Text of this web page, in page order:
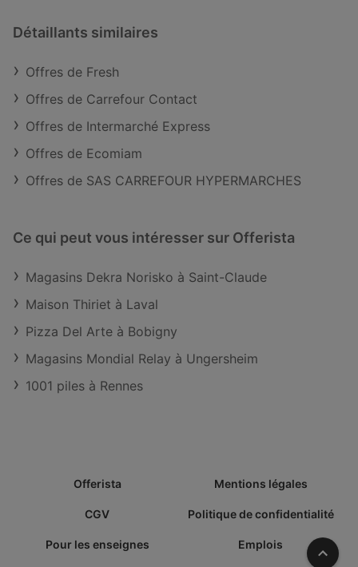
Détaillants similaires
Offres de Fresh
Offres de Carrefour Contact
Offres de Intermarché Express
Offres de Ecomiam
Offres de SAS CARREFOUR HYPERMARCHES
Ce qui peut vous intéresser sur Offerista
Magasins Dekra Norisko à Saint-Claude
Maison Thiriet à Laval
Pizza Del Arte à Bobigny
Magasins Mondial Relay à Ungersheim
1001 piles à Rennes
Offerista Mentions légales
CGV Politique de confidentialité
Pour les enseignes Emplois Vers